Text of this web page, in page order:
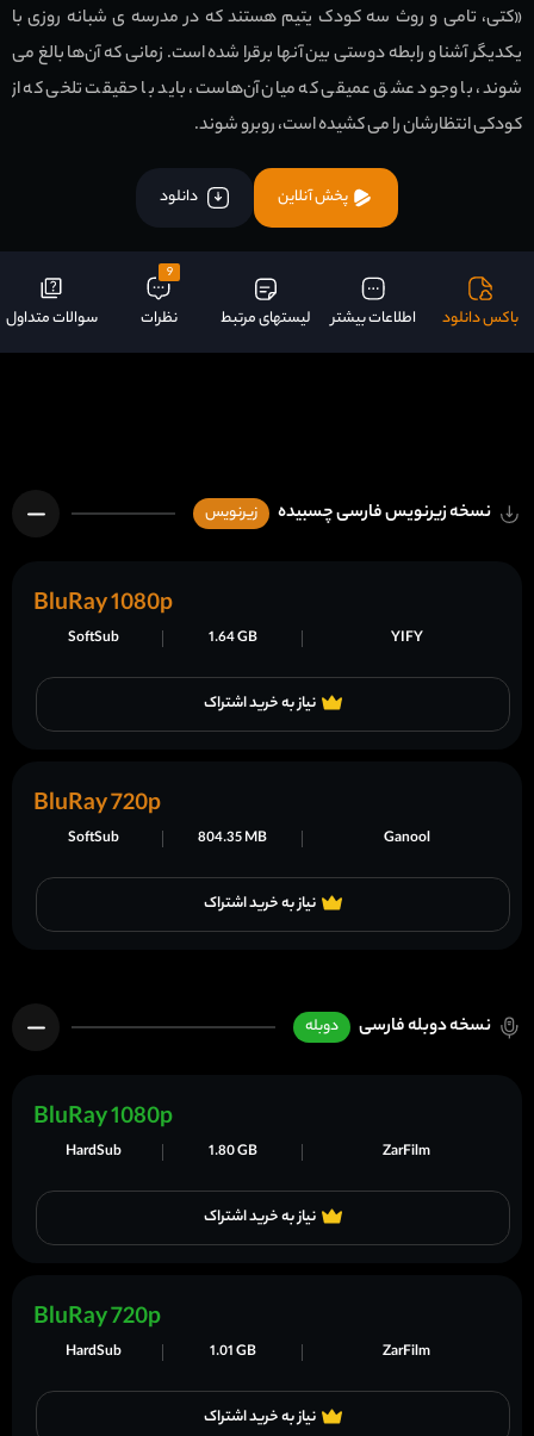
«کتی، تامی و روث سه کودک یتیم هستند که در مدرسه ی شبانه روزی با
یکدیگر آشنا و رابطه دوستی بین آنها برقرا شده است. زمانی که آن‌ها بالغ می
شوند، با وجود عشق عمیقی که میان آن‌هاست، باید با حقیقت تلخی که از
کودکی انتظارشان را می کشیده است، روبرو شوند.
پخش آنلاین دانلود
باکس دانلود اطلاعات بیشتر لیستهای مرتبط
9
نظرات سوالات متداول
نسخه زیرنویس فارسی چسبیده زیرنویس
نیاز به خرید اشتراک
YIFY
1.64 GB
SoftSub
BluRay 1080p
نیاز به خرید اشتراک
Ganool
804.35 MB
SoftSub
BluRay 720p
نسخه دوبله فارسی دوبله
نیاز به خرید اشتراک
ZarFilm
1.80 GB
HardSub
BluRay 1080p
نیاز به خرید اشتراک
ZarFilm
1.01 GB
HardSub
BluRay 720p